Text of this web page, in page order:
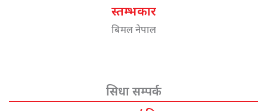
स्तम्भकार
बिमल नेपाल
सिधा सम्पर्क